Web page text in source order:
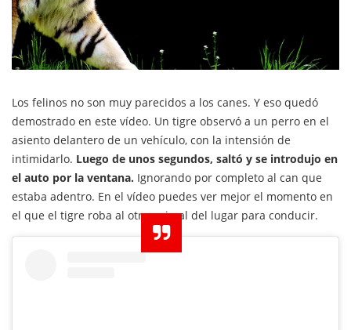
Los felinos no son muy parecidos a los canes. Y eso quedó
demostrado en este vídeo. Un tigre observó a un perro en el
asiento delantero de un vehículo, con la intensión de
intimidarlo. Luego de unos segundos, saltó y se introdujo en
el auto por la ventana. Ignorando por completo al can que
estaba adentro. En el vídeo puedes ver mejor el momento en
el que el tigre roba al otro animal del lugar para conducir.